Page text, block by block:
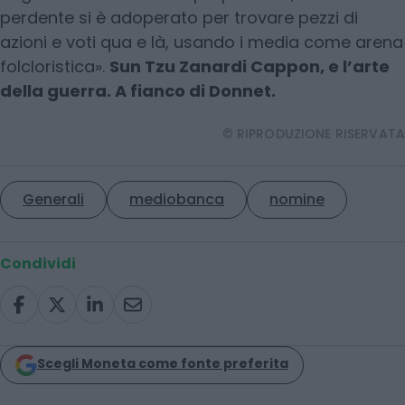
perdente si è adoperato per trovare pezzi di
azioni e voti qua e là, usando i media come arena
folcloristica». Sun Tzu Zanardi Cappon, e l’arte
della guerra. A fianco di Donnet.
© RIPRODUZIONE RISERVATA
Generali mediobanca nomine
Condividi
Scegli Moneta come fonte preferita